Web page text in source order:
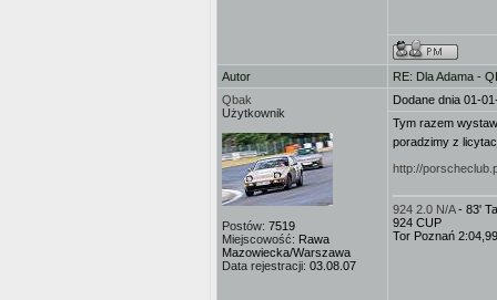
Autor
RE: Dla Adama -
Qbak
Użytkownik
Postów: 7519
Miejscowość: Rawa
Mazowiecka/Warszawa
Data rejestracji: 03.08.07
Dodane dnia 01-
Tym razem
poradzimy z
http://
924 2.0 N/A- 83'
924 CUP
Tor Poznań